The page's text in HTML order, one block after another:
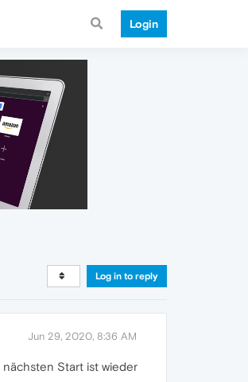
Login
Log in to reply
Jun 29, 2020, 8:36 AM
Start ist wieder